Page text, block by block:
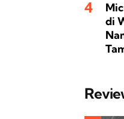
di